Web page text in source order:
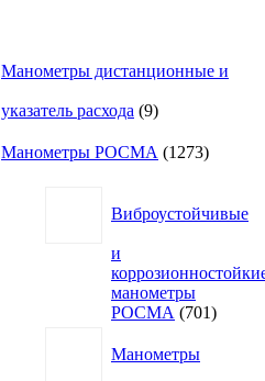
Манометры дистанционные и
указатель расхода 99
Манометры РОСМА
1273товара
Виброустойчивые
и
манометры
РОСМА
701701
Манометры